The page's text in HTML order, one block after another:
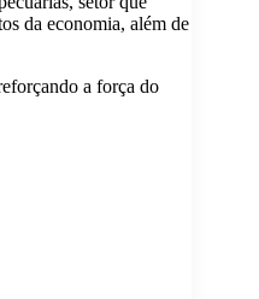
da economia, além de
a força do